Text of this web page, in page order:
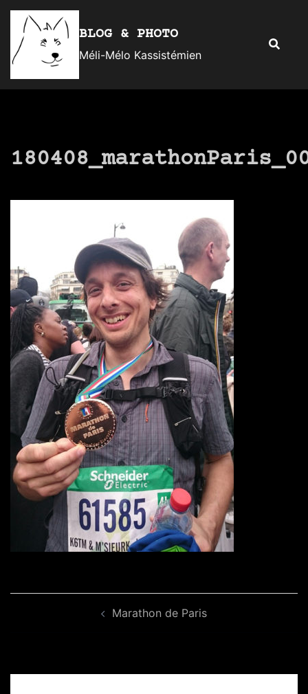
Aller
contenu
BLOG & PHOTO
Méli-Mélo Kassistémien
Marathon de Paris